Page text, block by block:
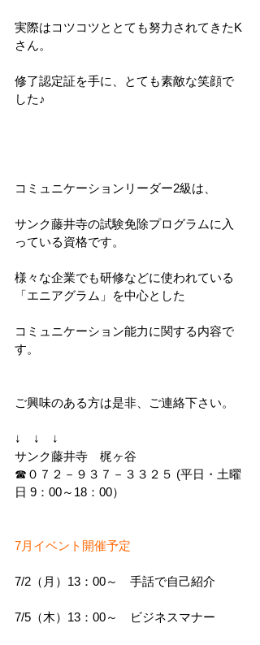
実際はコツコツととても努力されてきたK
さん。
修了認定証を手に、とても素敵な笑顔で
した♪
コミュニケーションリーダー2級は、
サンク藤井寺の試験免除プログラムに入
っている資格です。
様々な企業でも研修などに使われている
「エニアグラム」を中心とした
コミュニケーション能力に関する内容で
す。
ご興味のある方は是非、ご連絡下さい。
↓　↓　↓
サンク藤井寺　梶ヶ谷
☎０７２－９３７－３３２５ (平日・土曜
日 9：00～18：00）
7月イベント開催予定
7/2（月）13：00～　手話で自己紹介
7/5（木）13：00～　ビジネスマナー